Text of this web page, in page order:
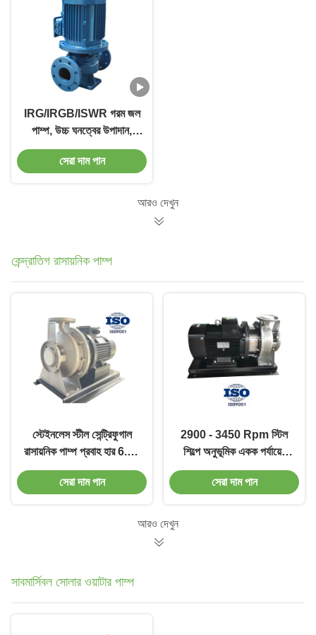
IRG/IRGB/ISWR গরম জল
পাম্প, উচ্চ ঘনত্বের উপাদান,
সমান্তরাল / সিরিজ মাউন্ট
সেরা দাম পান
আরও দেখুন
কেন্দ্রাতিগ রাসায়নিক পাম্প
স্টেইনলেস স্টীল সেন্ট্রিফুগাল
রাসায়নিক পাম্প প্রবাহ হার 6.5 -
160 M3/H সঙ্গে
সেরা দাম পান
2900 - 3450 Rpm স্টিল
শিল্পে অনুভূমিক একক পর্যায়ের
সেন্ট্রিফুগাল পাম্প
সেরা দাম পান
আরও দেখুন
সাবমার্সিবল সোলার ওয়াটার পাম্প